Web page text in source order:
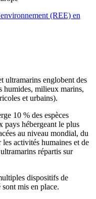
(REE) en
ultramarins englobent des
humides, milieux marins,
et urbains).
10 % des espèces
pays hébergeant le plus
au niveau mondial, du
les activités humaines et de
répartis sur
dispositifs de
mis en place.